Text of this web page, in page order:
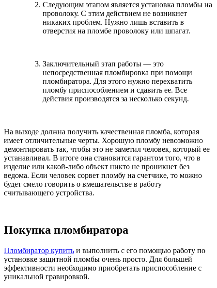
Следующим этапом является установка пломбы на
проволоку. С этим действием не возникнет
никаких проблем. Нужно лишь вставить в
отверстия на пломбе проволоку или шпагат.
Заключительный этап работы — это
непосредственная пломбировка при помощи
пломбиратора. Для этого нужно перехватить
пломбу приспособлением и сдавить ее. Все
действия производятся за несколько секунд.
На выходе должна получить качественная пломба, которая
имеет отличительные черты. Хорошую пломбу невозможно
демонтировать так, чтобы это не заметил человек, который ее
устанавливал. В итоге она становится гарантом того, что в
изделие или какой-либо объект никто не проникнет без
ведома. Если человек сорвет пломбу на счетчике, то можно
будет смело говорить о вмешательстве в работу
считывающего устройства.
Покупка пломбиратора
Пломбиратор купить и выполнить с его помощью работу по
установке защитной пломбы очень просто. Для большей
эффективности необходимо приобретать приспособление с
уникальной гравировкой.